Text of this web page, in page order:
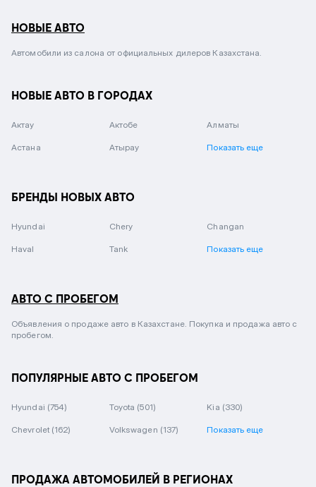
НОВЫЕ АВТО
Автомобили из салона от официальных дилеров Казахстана.
НОВЫЕ АВТО В ГОРОДАХ
Актау Актобе Алматы
Астана Атырау Показать еще
БРЕНДЫ НОВЫХ АВТО
Hyundai Chery Changan
Haval Tank Показать еще
АВТО С ПРОБЕГОМ
Объявления о продаже авто в Казахстане. Покупка и продажа авто с
пробегом.
ПОПУЛЯРНЫЕ АВТО С ПРОБЕГОМ
Hyundai (754) Toyota (501) Kia (330)
Chevrolet (162) Volkswagen (137) Показать еще
ПРОДАЖА АВТОМОБИЛЕЙ В РЕГИОНАХ